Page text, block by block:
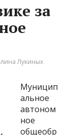
за
Лукиных
Муницип
альное
автоном
ное
общеобр